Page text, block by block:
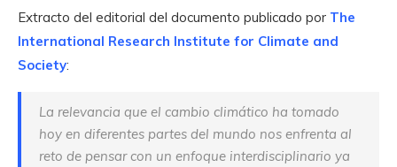
Extracto del editorial del documento publicado por The
International Research Institute for Climate and
Society:
La relevancia que el cambio climático ha tomado
hoy en diferentes partes del mundo nos enfrenta al
reto de pensar con un enfoque interdisciplinario ya